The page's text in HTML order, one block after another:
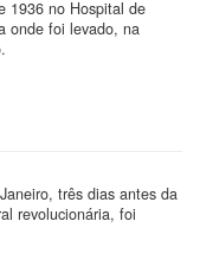
1936 no Hospital de
onde foi levado, na
três dias antes da
revolucionária, foi